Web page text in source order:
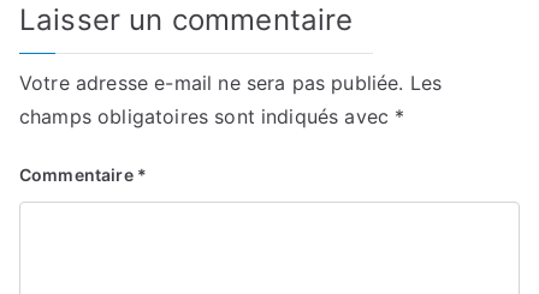
Laisser un commentaire
Votre adresse e-mail ne sera pas publiée. Les
champs obligatoires sont indiqués avec *
Commentaire *